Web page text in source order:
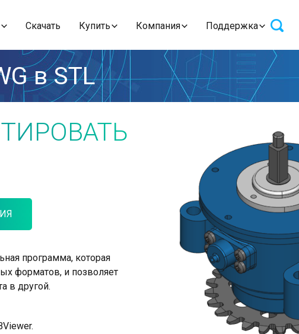
Скачать Купить Компания Поддержка
в STL
программа, которая
форматов, и позволяет
в другой.